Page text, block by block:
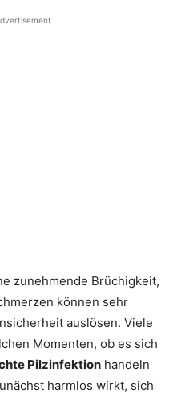
zunehmende Brüchigkeit,
können sehr
auslösen. Viele
Momenten, ob es sich
Pilzinfektion handeln
harmlos wirkt, sich